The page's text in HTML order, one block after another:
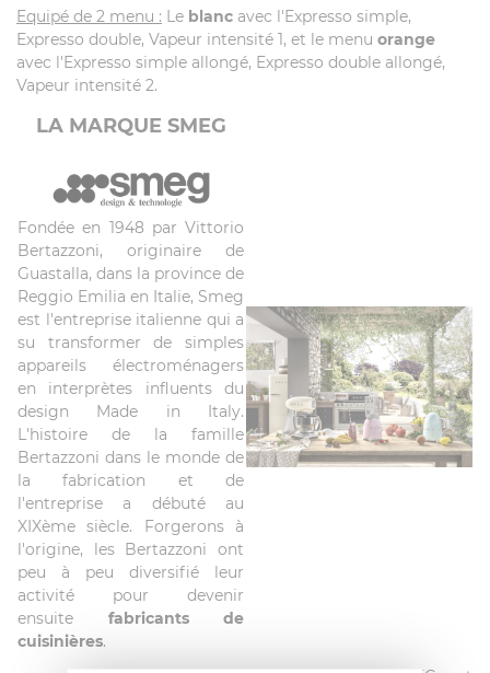
Equipé de 2 menu : Le blanc avec l'Expresso simple,
Expresso double, Vapeur intensité 1, et le menu orange
avec l'Expresso simple allongé, Expresso double allongé,
Vapeur intensité 2.
LA MARQUE SMEG
Fondée en 1948 par Vittorio
Bertazzoni, originaire de
Guastalla, dans la province de
Reggio Emilia en Italie, Smeg
est l'entreprise italienne qui a
su transformer de simples
appareils électroménagers
en interprètes influents du
design Made in Italy.
L'histoire de la famille
Bertazzoni dans le monde de
la fabrication et de
l'entreprise a débuté au
XIXème siècle. Forgerons à
l'origine, les Bertazzoni ont
peu à peu diversifié leur
activité pour devenir
ensuite fabricants de
cuisinières.